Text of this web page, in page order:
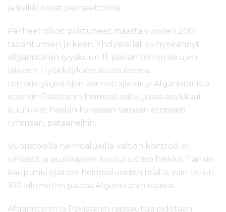
ja kaikki olivat perheettömiä.
Perheet olivat poistuneet maasta vuoden 2001
tapahtumien jälkeen. Yhdysvallat oli hyökännyt
Afganistaniin syyskuun 11. päivän terrori-iskujen
jälkeen. Hyökkäyksen seurauksena
terroristijärjestöjen kannattajia siirtyi Afganistanista
etenkin Pakistanin heimoalueille, joissa asukkaat
kuuluivat heidän kanssaan samaan etniseen
ryhmään, pataaneihin.
Vuoristoisilla heimoalueilla valtion kontrolli oli
vähäistä ja asukkaiden koulutustaso heikko. Tankin
kaupunki sijaitsee heimoalueiden rajalla, vain reilun
100 kilometrin päässä Afganistanin rajasta.
Afganistanin ja Pakistanin rajaseutua pidetään